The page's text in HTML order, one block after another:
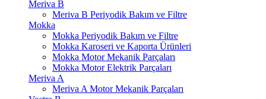
Meriva B
Meriva B Periyodik Bakım ve Filtre
Mokka
Mokka Periyodik Bakım ve Filtre
Mokka Karoseri ve Kaporta Ürünleri
Mokka Motor Mekanik Parçaları
Mokka Motor Elektrik Parçaları
Meriva A
Meriva A Motor Mekanik Parçaları